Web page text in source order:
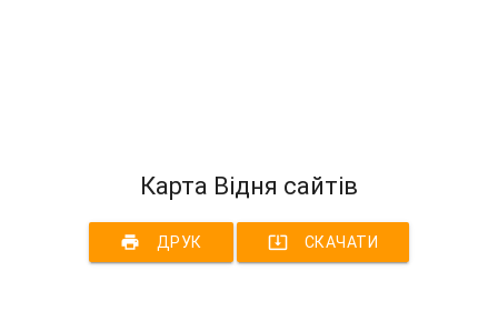
Карта Відня сайтів
print ДРУК system_update_alt СКАЧАТИ